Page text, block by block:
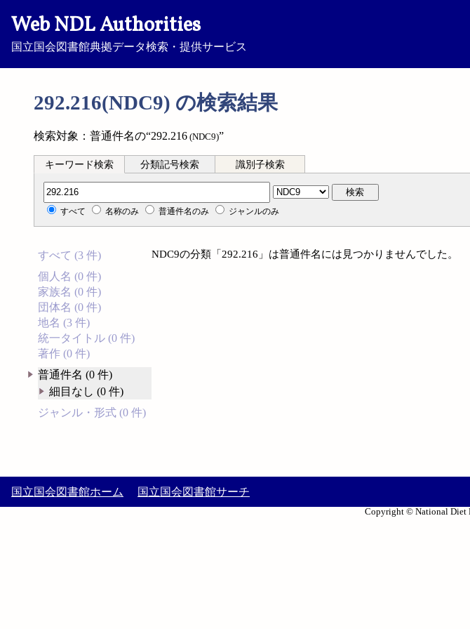
Web NDL Authorities
国立国会図書館典拠データ検索・提供サービス
292.216(NDC9) の検索結果
検索対象：普通件名の“292.216 (NDC9)”
キーワード検索 分類記号検索 識別子検索
分類記号検索 検索
すべて 名称のみ 普通件名のみ ジャンルのみ
すべて (3 件)
個人名 (0 件)
家族名 (0 件)
団体名 (0 件)
地名 (3 件)
統一タイトル (0 件)
著作 (0 件)
普通件名 (0 件)
細目なし (0 件)
ジャンル・形式 (0 件)
NDC9の分類「292.216」は普通件名には見つかりませんでした。
国立国会図書館ホーム 国立国会図書館サーチ
Copyright © National Diet